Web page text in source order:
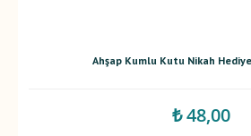
Ahşap Kumlu Kutu Nikah
₺ 48,00